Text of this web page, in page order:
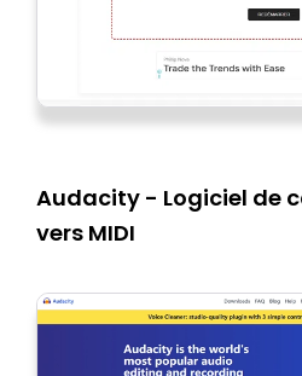
Audacity - Logiciel de
vers MIDI